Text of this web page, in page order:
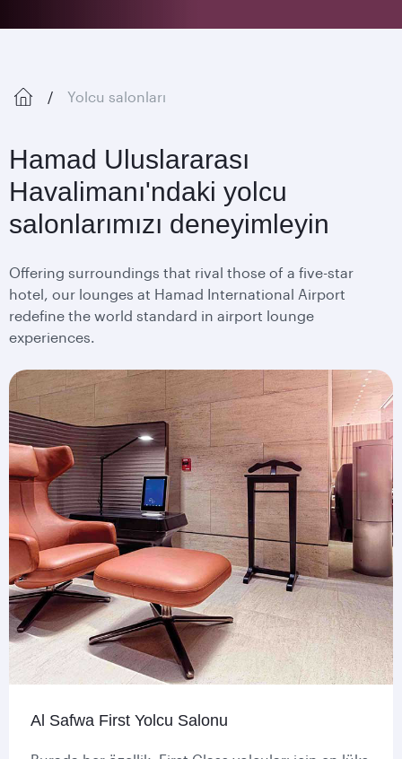
Yolcu salonları
Hamad Uluslararası
Havalimanı'ndaki yolcu
salonlarımızı deneyimleyin
Offering surroundings that rival those of a five-star
hotel, our lounges at Hamad International Airport
redefine the world standard in airport lounge
experiences.
Al Safwa First Yolcu Salonu